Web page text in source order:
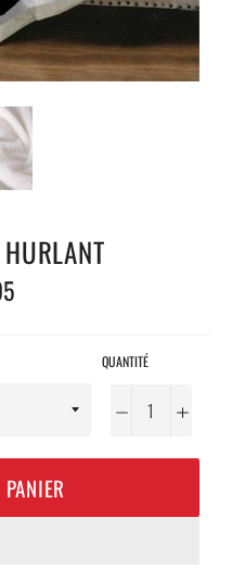
QUANTITÉ
− +